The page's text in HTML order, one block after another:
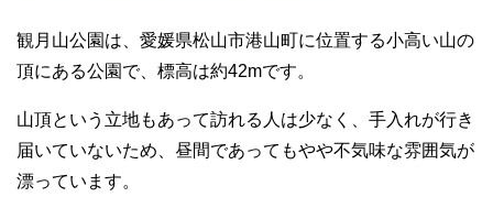
観月山公園は、愛媛県松山市港山町に位置する小高い山の
頂にある公園で、標高は約42mです。
山頂という立地もあって訪れる人は少なく、手入れが行き
届いていないため、昼間であってもやや不気味な雰囲気が
漂っています。